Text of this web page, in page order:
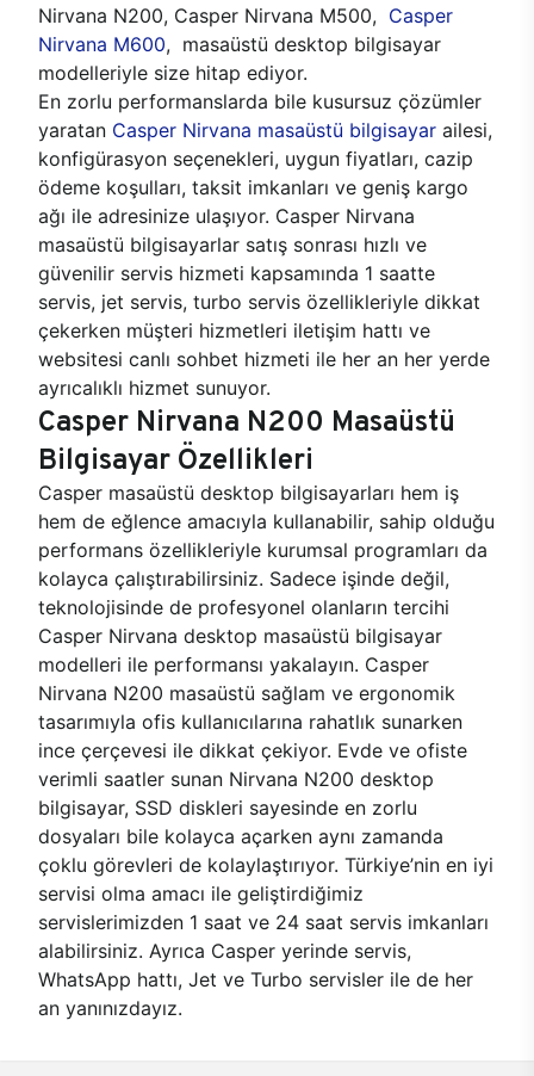
Nirvana N200, Casper Nirvana M500, Casper
Nirvana M600, masaüstü desktop bilgisayar
modelleriyle size hitap ediyor.
En zorlu performanslarda bile kusursuz çözümler
yaratan Casper Nirvana masaüstü bilgisayar ailesi,
konfigürasyon seçenekleri, uygun fiyatları, cazip
ödeme koşulları, taksit imkanları ve geniş kargo
ağı ile adresinize ulaşıyor. Casper Nirvana
masaüstü bilgisayarlar satış sonrası hızlı ve
güvenilir servis hizmeti kapsamında 1 saatte
servis, jet servis, turbo servis özellikleriyle dikkat
çekerken müşteri hizmetleri iletişim hattı ve
websitesi canlı sohbet hizmeti ile her an her yerde
ayrıcalıklı hizmet sunuyor.
Casper Nirvana N200 Masaüstü
Bilgisayar Özellikleri
Casper masaüstü desktop bilgisayarları hem iş
hem de eğlence amacıyla kullanabilir, sahip olduğu
performans özellikleriyle kurumsal programları da
kolayca çalıştırabilirsiniz. Sadece işinde değil,
teknolojisinde de profesyonel olanların tercihi
Casper Nirvana desktop masaüstü bilgisayar
modelleri ile performansı yakalayın. Casper
Nirvana N200 masaüstü sağlam ve ergonomik
tasarımıyla ofis kullanıcılarına rahatlık sunarken
ince çerçevesi ile dikkat çekiyor. Evde ve ofiste
verimli saatler sunan Nirvana N200 desktop
bilgisayar, SSD diskleri sayesinde en zorlu
dosyaları bile kolayca açarken aynı zamanda
çoklu görevleri de kolaylaştırıyor. Türkiye’nin en iyi
servisi olma amacı ile geliştirdiğimiz
servislerimizden 1 saat ve 24 saat servis imkanları
alabilirsiniz. Ayrıca Casper yerinde servis,
WhatsApp hattı, Jet ve Turbo servisler ile de her
an yanınızdayız.